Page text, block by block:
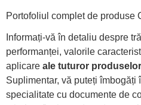
Portofoliul complet de produse
Informați-vă în detaliu despre
performanței, valorile
aplicare ale tuturor
Suplimentar, vă puteți
specialitate cu documente de